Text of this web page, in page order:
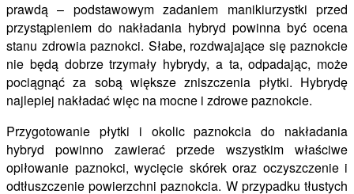
prawdą – podstawowym zadaniem manikiurzystki przed
przystąpieniem do nakładania hybryd powinna być ocena
stanu zdrowia paznokci. Słabe, rozdwajające się paznokcie
nie będą dobrze trzymały hybrydy, a ta, odpadając, może
pociągnąć za sobą większe zniszczenia płytki. Hybrydę
najlepiej nakładać więc na mocne i zdrowe paznokcie.
Przygotowanie płytki i okolic paznokcia do nakładania
hybryd powinno zawierać przede wszystkim właściwe
opiłowanie paznokci, wycięcie skórek oraz oczyszczenie i
odtłuszczenie powierzchni paznokcia. W przypadku tłustych